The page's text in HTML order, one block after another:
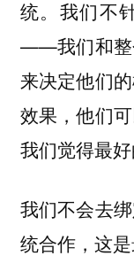
统。我们不
——我们和整
来决定他们
效果，他们
我们觉得最好
我们不会去
统合作，这是